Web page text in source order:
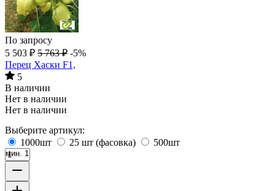
По запросу
5 503 ₽ 5 763 ₽ -5%
Перец Хаски F1,
5
В наличии
Нет в наличии
Нет в наличии
Выберите артикул:
1000шт
25 шт (фасовка) 500шт
мин. 1